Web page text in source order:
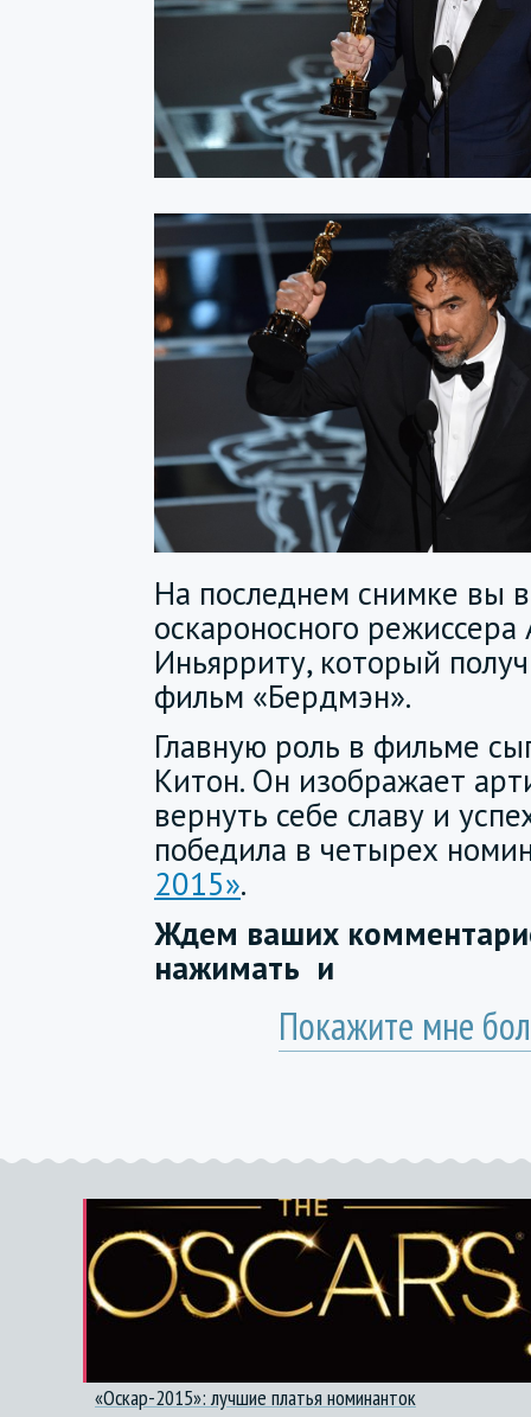
На последнем снимке вы
оскароносного режиссера
Иньярриту, который
фильм «Бердмэн».
Главную роль в фильме
Китон. Он изображает
вернуть себе славу и
победила в четырех
2015».
Ждем ваших
нажимать и
Покажите мне
«Оскар-2015»: лучшие платья номинанток